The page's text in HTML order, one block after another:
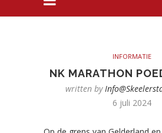
INFORMATIE
NK MARATHON
written by
6 juli 2024